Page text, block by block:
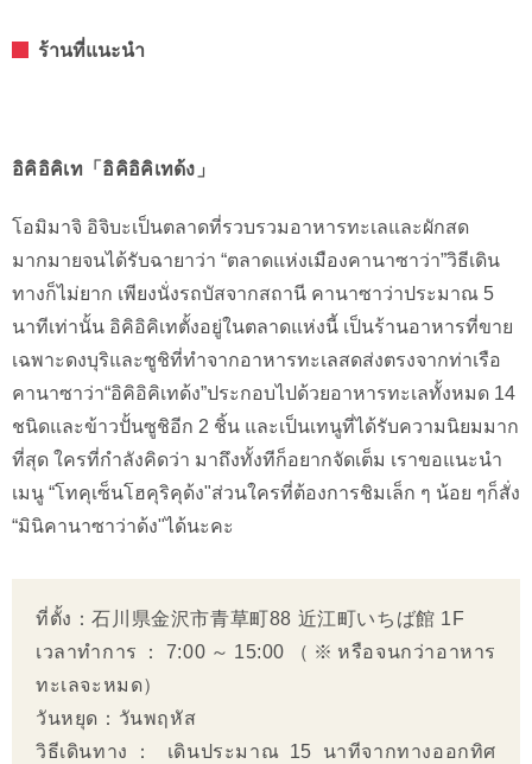
ร้านที่แนะนำ
อิคิอิคิเท「อิคิอิคิเทด้ง」
โอมิมาจิ อิจิบะเป็นตลาดที่รวบรวมอาหารทะเลและผักสด
มากมายจนได้รับฉายาว่า “ตลาดแห่งเมืองคานาซาว่า”วิธีเดิน
ทางก็ไม่ยาก เพียงนั่งรถบัสจากสถานี คานาซาว่าประมาณ 5
นาทีเท่านั้น อิคิอิคิเทตั้งอยู่ในตลาดแห่งนี้ เป็นร้านอาหารที่ขาย
เฉพาะดงบุริและซูชิที่ทำจากอาหารทะเลสดส่งตรงจากท่าเรือ
คานาซาว่า“อิคิอิคิเทด้ง”ประกอบไปด้วยอาหารทะเลทั้งหมด 14
ชนิดและข้าวปั้นซูชิอีก 2 ชิ้น และเป็นเทนูที่ได้รับความนิยมมาก
ที่สุด ใครที่กำลังคิดว่า มาถึงทั้งทีก็อยากจัดเต็ม เราขอแนะนำ
เมนู “โทคุเซ็นโฮคุริคุด้ง"ส่วนใครที่ต้องการชิมเล็ก ๆ น้อย ๆก็สั่ง
“มินิคานาซาว่าด้ง"ได้นะคะ
ที่ตั้ง：石川県金沢市青草町88 近江町いちば館 1F
เวลาทำการ：7:00～15:00（※หรือจนกว่าอาหาร
ทะเลจะหมด）
วันหยุด：วันพฤหัส
วิธีเดินทาง： เดินประมาณ 15 นาทีจากทางออกทิศ